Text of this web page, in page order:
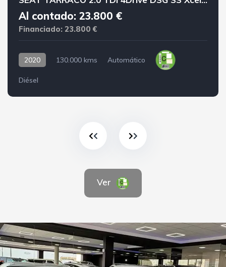
Al contado: 23.800 €
Financiado: 23.800 €
2020 130.000 kms Automático
Diésel
Ver